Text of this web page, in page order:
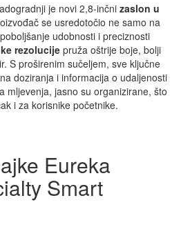
je novi 2,8-inčni zaslon u
se usredotočio ne samo na
udobnosti i preciznosti
rezolucije pruža oštrije boje, bolji
S proširenim sučeljem, sve ključne
doziranja i informacija o udaljenosti
mljevenja, jasno su organizirane, što
i za korisnike početnike.
Eureka
Smart